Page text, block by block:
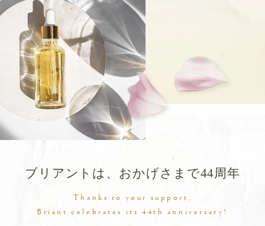
ブリアントは、おかげさまで44周年
Thanks to your support,
Briant celebrates its 44th anniversary!